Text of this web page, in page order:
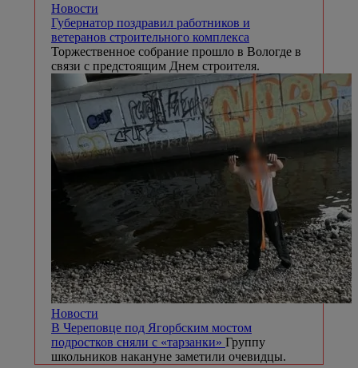
Новости
Губернатор поздравил работников и
ветеранов строительного комплекса
Торжественное собрание прошло в Вологде в
связи с предстоящим Днем строителя.
Новости
В Череповце под Ягорбским мостом
подростков сняли с «тарзанки» Группу
школьников накануне заметили очевидцы.